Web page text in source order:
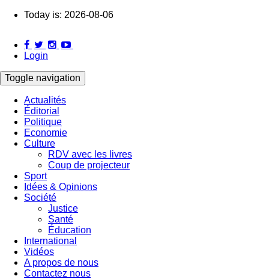
Skip
content
Today is: 2026-08-06
Login
Toggle navigation
Main
navigation
Actualités
Éditorial
Politique
Economie
Culture
RDV avec les livres
Coup de projecteur
Sport
Idées & Opinions
Société
Justice
Santé
Éducation
International
Vidéos
A propos de nous
Contactez nous